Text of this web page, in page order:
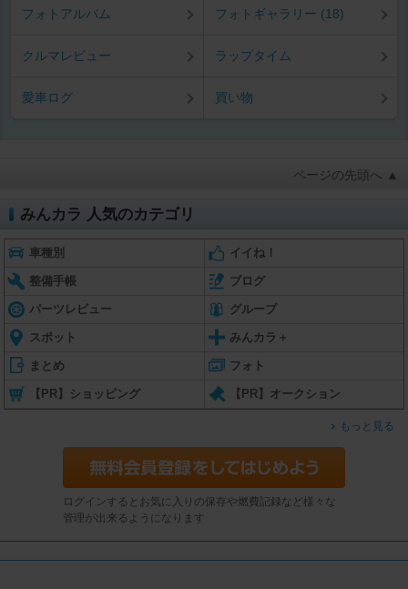
フォトアルバム フォトギャラリー (18)
クルマレビュー ラップタイム
愛車ログ 買い物
ページの先頭へ ▲
みんカラ 人気のカテゴリ
車種別 イイね！
整備手帳 ブログ
パーツレビュー グループ
スポット みんカラ＋
まとめ フォト
【PR】ショッピング 【PR】オークション
もっと見る
ログインするとお気に入りの保存や燃費記録など様々な
管理が出来るようになります